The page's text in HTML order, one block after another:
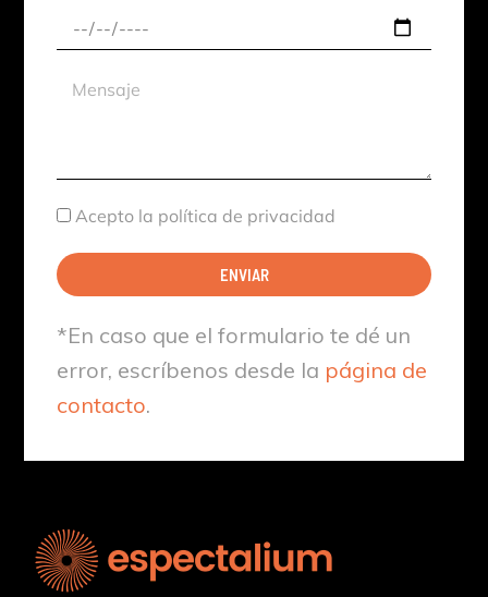
Fecha
aproximada
Mensaje
Aceptación
Acepto la política de privacidad
ENVIAR
*En caso que el formulario te dé un
error, escríbenos desde la página de
contacto.